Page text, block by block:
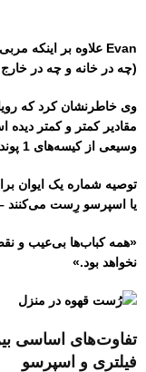
(چه در خانه و چه در خارج
وی خاطرنشان كرد كه
وسیعی از کیسه‌های 1 پوند (453 گرم) را ارائه می‌دهد.
توصیه شماره یک ایوان
یا اسپرسو رِست می‌کنند
«همه کباب‌ها بی‌عیب و
نخواهد بود.»
تفاوت‌های اساسی
فیلتری و اسپرسو